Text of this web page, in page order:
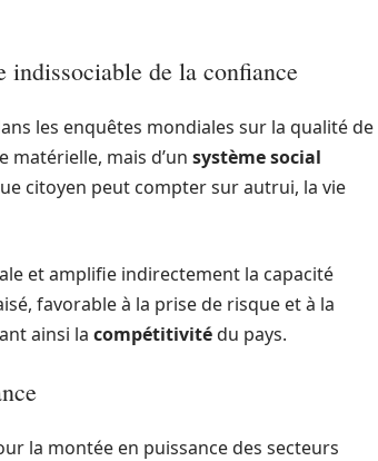
de la confiance
les enquêtes mondiales sur la qualité de
matérielle, mais d’un système social
citoyen peut compter sur autrui, la vie
et amplifie indirectement la capacité
favorable à la prise de risque et à la
ainsi la compétitivitédu pays.
la montée en puissance des secteurs